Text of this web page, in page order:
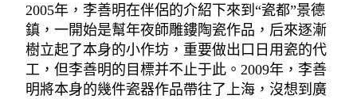
2005年，李善明在伴侶的介紹下來到“瓷都”景德
鎮，一開始是幫年夜師雕鏤陶瓷作品，后來逐漸
樹立起了本身的小作坊，重要做出口日用瓷的代
工，但李善明的目標并不止于此。2009年，李善
明將本身的幾件瓷器作品帶往了上海，沒想到廣